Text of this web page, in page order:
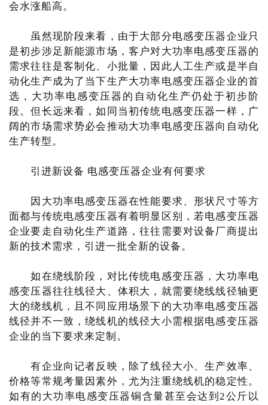
会水涨船高。
虽然现阶段来看，由于大部分电感变压器企业只
是初步涉足新能源市场，客户对大功率电感变压器的
需求往往是客制化、小批量，因此人工生产或是半自
动化生产成为了当下生产大功率电感变压器企业的首
选，大功率电感变压器的自动化生产仍处于初步阶
段。但长远来看，如同当初传统电感变压器一样，广
阔的市场需求势必会推动大功率电感变压器向自动化
生产转型。
引进新设备 电感变压器企业有何要求
因大功率电感变压器在性能要求、形状尺寸等方
面都与传统电感变压器有着明显区别，若电感变压器
企业要走自动化生产道路，往往需要对设备厂商提出
新的技术需求，引进一批全新的设备。
如在绕线阶段，对比传统电感变压器，大功率电
感变压器往往线径大、体积大，就需要绕线线径轴更
大的绕线机，且不同应用场景下的大功率电感变压器
线径并不一致，绕线机的线径大小需根据电感变压器
企业的当下要求来定制。
有企业向记者反映，除了线径大小、生产效率、
价格等常规考量因素外，尤为注重绕线机的稳定性。
如有的大功率电感变压器铜含量甚至会达到2公斤以